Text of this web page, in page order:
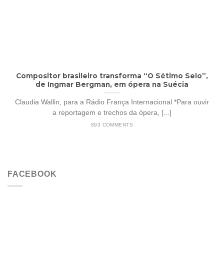
Compositor brasileiro transforma “O Sétimo Selo”,
de Ingmar Bergman, em ópera na Suécia
Claudia Wallin, para a Rádio França Internacional *Para ouvir
a reportagem e trechos da ópera, [...]
893 COMMENTS
FACEBOOK